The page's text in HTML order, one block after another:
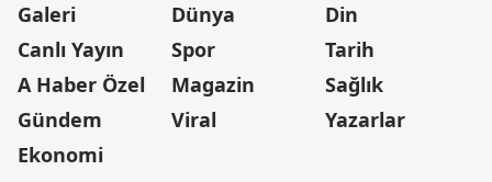
Galeri
Canlı Yayın
A Haber Özel
Gündem
Ekonomi
Dünya
Spor
Magazin
Viral
Din
Tarih
Sağlık
Yazarlar